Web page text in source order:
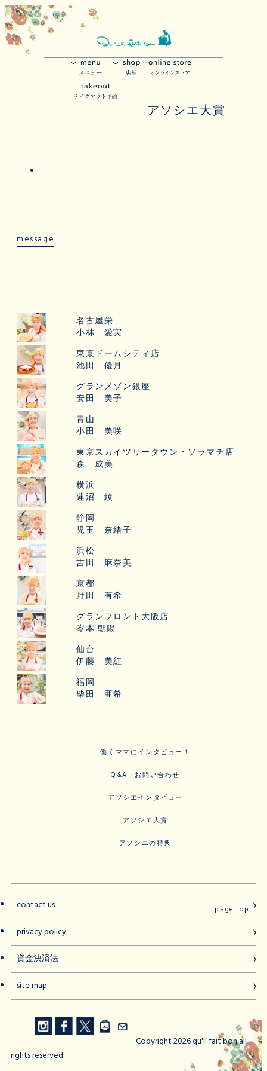
アソシエ大賞
message
名古屋栄
小林 愛実
東京ドームシティ店
池田 優月
グランメゾン銀座
安田 美子
青山
小田 美咲
東京スカイツリータウン・ソラマチ店
森 成美
横浜
蓮沼 綾
静岡
児玉 奈緒子
浜松
吉田 麻奈美
京都
野田 有希
グランフロント大阪店
岑本 朝陽
仙台
伊藤 美紅
福岡
柴田 亜希
働くママにインタビュー！
Q&A・お問い合わせ
アソシエインタビュー
アソシエ大賞
アソシエの特典
page top
contact us
privacy policy
資金決済法
site map
Copyright 2026 qu'il fait bon all
rights reserved.